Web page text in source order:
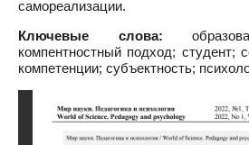
самореализации.
Ключевые слова:
компентностный подход; студент;
компетенции; субъектность;